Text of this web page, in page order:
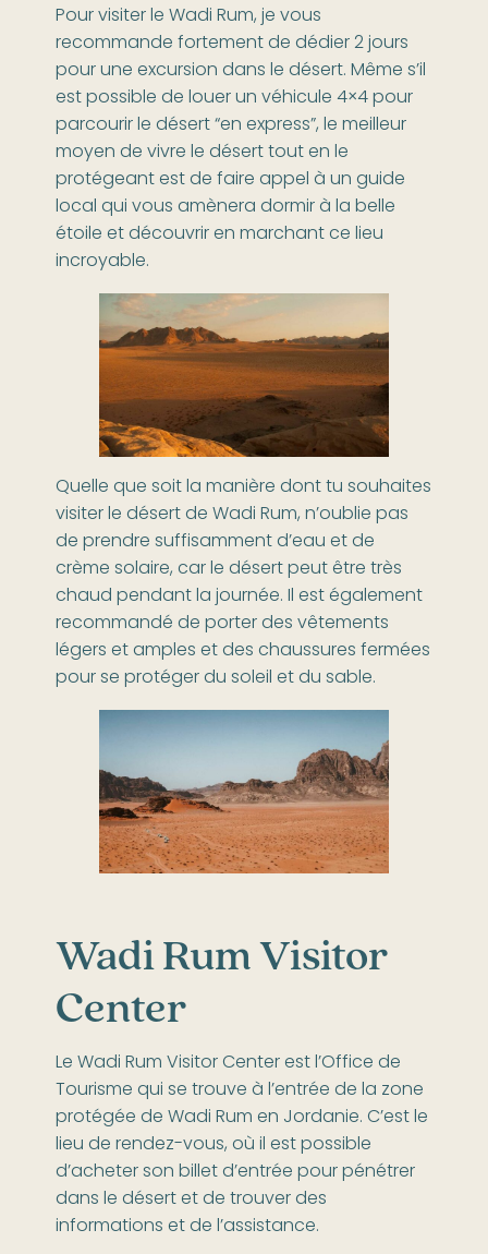
Pour visiter le Wadi Rum, je vous
recommande fortement de dédier 2 jours
pour une excursion dans le désert. Même s’il
est possible de louer un véhicule 4×4 pour
parcourir le désert “en express”, le meilleur
moyen de vivre le désert tout en le
protégeant est de faire appel à un guide
local qui vous amènera dormir à la belle
étoile et découvrir en marchant ce lieu
incroyable.
Quelle que soit la manière dont tu souhaites
visiter le désert de Wadi Rum, n’oublie pas
de prendre suffisamment d’eau et de
crème solaire, car le désert peut être très
chaud pendant la journée. Il est également
recommandé de porter des vêtements
légers et amples et des chaussures fermées
pour se protéger du soleil et du sable.
Wadi Rum Visitor
Center
Le Wadi Rum Visitor Center est l’Office de
Tourisme qui se trouve à l’entrée de la zone
protégée de Wadi Rum en Jordanie. C’est le
lieu de rendez-vous, où il est possible
d’acheter son billet d’entrée pour pénétrer
dans le désert et de trouver des
informations et de l’assistance.